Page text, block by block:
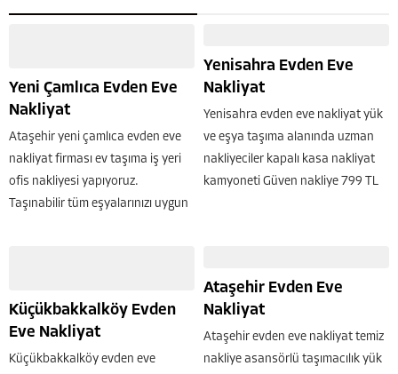
Yeni Çamlıca Evden Eve
Nakliyat
Ataşehir yeni çamlıca evden eve
nakliyat firması ev taşıma iş yeri
ofis nakliyesi yapıyoruz.
Taşınabilir tüm eşyalarınızı uygun
Yeni...
Yenisahra Evden Eve
Nakliyat
Yenisahra evden eve nakliyat yük
ve eşya taşıma alanında uzman
nakliyeciler kapalı kasa nakliyat
kamyoneti Güven nakliye 799 TL
Küçükbakkalköy Evden
Eve Nakliyat
Küçükbakkalköy evden eve
Ataşehir Evden Eve
Nakliyat
Ataşehir evden eve nakliyat temiz
nakliye asansörlü taşımacılık yük